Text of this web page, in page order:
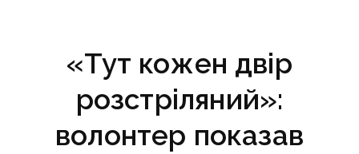
«Тут кожен двір
розстріляний»:
волонтер показав